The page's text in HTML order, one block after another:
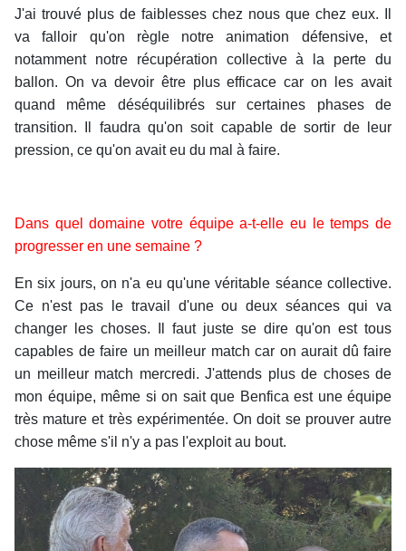
J'ai trouvé plus de faiblesses chez nous que chez eux. Il
va falloir qu'on règle notre animation défensive, et
notamment notre récupération collective à la perte du
ballon. On va devoir être plus efficace car on les avait
quand même déséquilibrés sur certaines phases de
transition. Il faudra qu'on soit capable de sortir de leur
pression, ce qu'on avait eu du mal à faire.
Dans quel domaine votre équipe a-t-elle eu le temps de
progresser en une semaine ?
En six jours, on n'a eu qu'une véritable séance collective.
Ce n'est pas le travail d'une ou deux séances qui va
changer les choses. Il faut juste se dire qu'on est tous
capables de faire un meilleur match car on aurait dû faire
un meilleur match mercredi. J'attends plus de choses de
mon équipe, même si on sait que Benfica est une équipe
très mature et très expérimentée. On doit se prouver autre
chose même s'il n'y a pas l'exploit au bout.